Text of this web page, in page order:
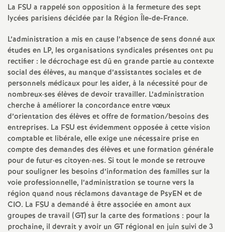
e
c
o
n
d
d
e
g
r
La FSU a rappelé son opposition à la fermeture des sept
lycées parisiens décidée par la Région Île-de-France.
L’administration a mis en cause l’absence de sens donné aux
études en LP, les organisations syndicales présentes ont pu
rectifier : le décrochage est dû en grande partie au contexte
social des élèves, au manque d’assistantes sociales et de
personnels médicaux pour les aider, à la nécessité pour de
nombreux·ses élèves de devoir travailler. L’administration
cherche à améliorer la concordance entre vœux
d’orientation des élèves et offre de formation/besoins des
entreprises. La FSU est évidemment opposée à cette vision
comptable et libérale, elle exige une nécessaire prise en
compte des demandes des élèves et une formation générale
pour de futur·es citoyen·nes. Si tout le monde se retrouve
pour souligner les besoins d’information des familles sur la
voie professionnelle, l’administration se tourne vers la
région quand nous réclamons davantage de PsyEN et de
CIO. La FSU a demandé à être associée en amont aux
groupes de travail (GT) sur la carte des formations : pour la
prochaine, il devrait y avoir un GT régional en juin suivi de 3